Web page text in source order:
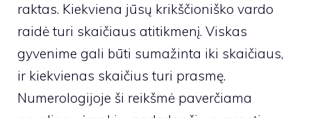
raktas. Kiekviena jūsų krikščioniško vardo
raidė turi skaičiaus atitikmenį. Viskas
gyvenime gali būti sumažinta iki skaičiaus,
ir kiekvienas skaičius turi prasmę.
Numerologijoje ši reikšmė paverčiama